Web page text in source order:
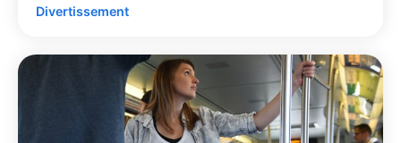
Divertissement